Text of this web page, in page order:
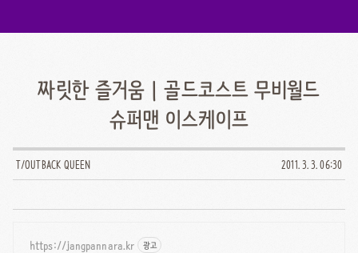
짜릿한 즐거움 | 골드코스트 무비월드
슈퍼맨 이스케이프
T/OUTBACK QUEEN 2011. 3. 3. 06:30
https://jangpannara.kr 광고